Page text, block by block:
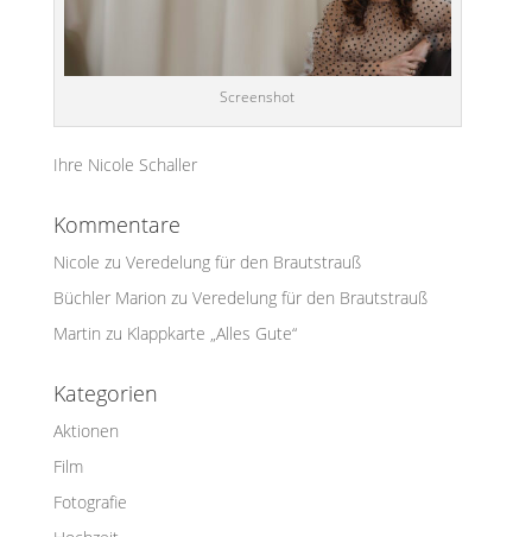
Screenshot
Ihre Nicole Schaller
Kommentare
Nicole zu Veredelung für den Brautstrauß
Büchler Marion zu Veredelung für den Brautstrauß
Martin zu Klappkarte „Alles Gute“
Kategorien
Aktionen
Film
Fotografie